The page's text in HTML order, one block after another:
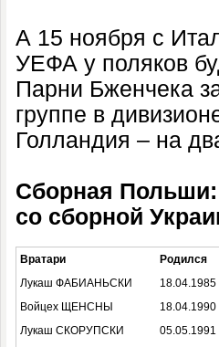
А 15 ноября с
УЕФА у поляков
Парни Бженчека
группе в
Голландия – на
Сборная Польши:
со сборной
Вратари Родился
Лукаш ФАБИАНЬСКИ
18.04.1985
Войцех ЩЕНСНЫ
18.04.1990
Лукаш СКОРУПСКИ
05.05.1991